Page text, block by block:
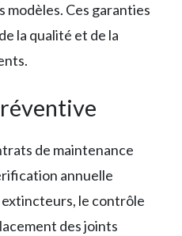
modèles. Ces garanties
la qualité et de la
de maintenance
annuelle
le contrôle
des joints